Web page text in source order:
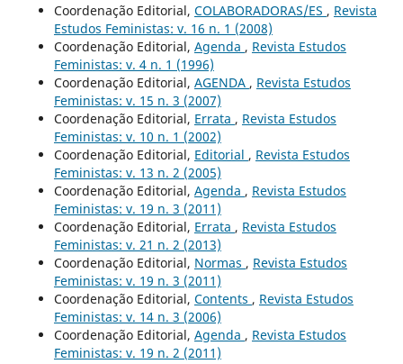
Coordenação Editorial, COLABORADORAS/ES , Revista
Estudos Feministas: v. 16 n. 1 (2008)
Coordenação Editorial, Agenda , Revista Estudos
Feministas: v. 4 n. 1 (1996)
Coordenação Editorial, AGENDA , Revista Estudos
Feministas: v. 15 n. 3 (2007)
Coordenação Editorial, Errata , Revista Estudos
Feministas: v. 10 n. 1 (2002)
Coordenação Editorial, Editorial , Revista Estudos
Feministas: v. 13 n. 2 (2005)
Coordenação Editorial, Agenda , Revista Estudos
Feministas: v. 19 n. 3 (2011)
Coordenação Editorial, Errata , Revista Estudos
Feministas: v. 21 n. 2 (2013)
Coordenação Editorial, Normas , Revista Estudos
Feministas: v. 19 n. 3 (2011)
Coordenação Editorial, Contents , Revista Estudos
Feministas: v. 14 n. 3 (2006)
Coordenação Editorial, Agenda , Revista Estudos
Feministas: v. 19 n. 2 (2011)